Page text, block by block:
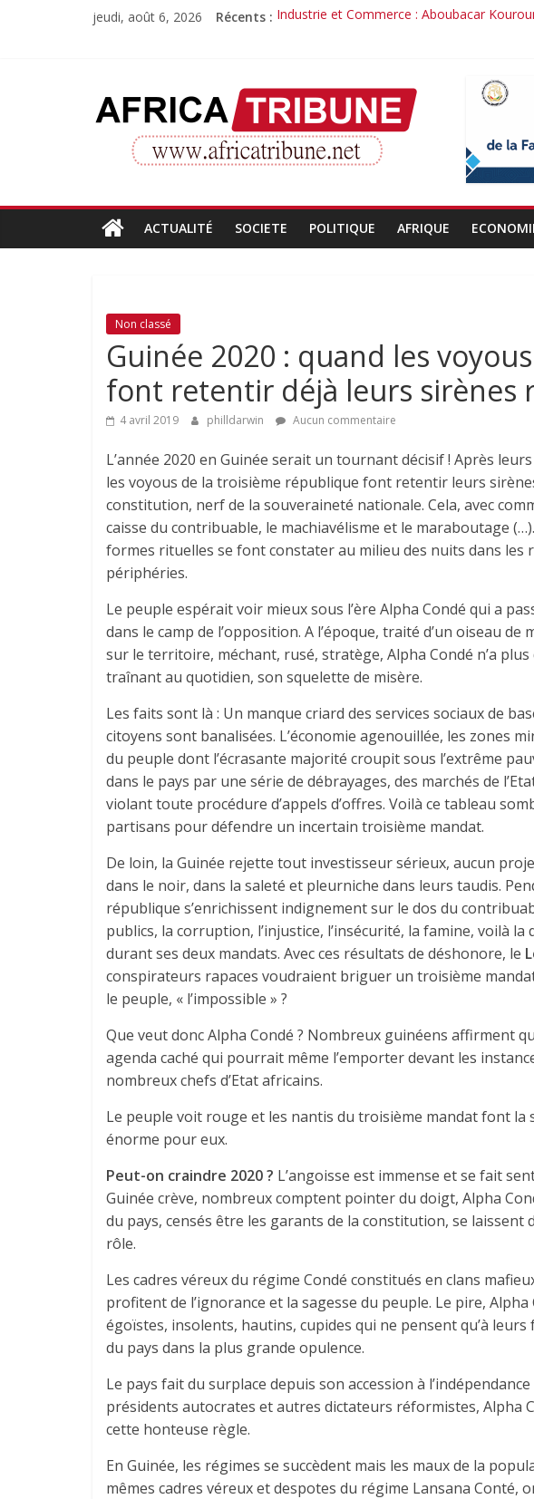
jeudi, août 6, 2026 Récents : Industrie et Commerce : Aboubacar
Djiba Diakité reconduit : la confiance
Le parcours inspirant d’un officier au
AfricaTribune
d'informations
ACTUALITÉ SOCIETE POLITIQUE AFRIQUE
Non classé
Guinée 2020 : quand les
font retentir déjà leurs sirènes
4 avril 2019 philldarwin Aucun commentaire
L’année 2020 en Guinée serait un tournant décisif ! Après
les voyous de la troisième république font retentir leurs
constitution, nerf de la souveraineté nationale. Cela, avec
caisse du contribuable, le machiavélisme et le maraboutage
formes rituelles se font constater au milieu des nuits dans les
périphéries.
Le peuple espérait voir mieux sous l’ère Alpha Condé qui a
dans le camp de l’opposition. A l’époque, traité d’un oiseau
sur le territoire, méchant, rusé, stratège, Alpha Condé n’a
traînant au quotidien, son squelette de misère.
Les faits sont là : Un manque criard des services sociaux de
citoyens sont banalisées. L’économie agenouillée, les zones
du peuple dont l’écrasante majorité croupit sous l’extrême
dans le pays par une série de débrayages, des marchés de
violant toute procédure d’appels d’offres. Voilà ce tableau
partisans pour défendre un incertain troisième mandat.
De loin, la Guinée rejette tout investisseur sérieux, aucun
dans le noir, dans la saleté et pleurniche dans leurs taudis.
république s’enrichissent indignement sur le dos du
publics, la corruption, l’injustice, l’insécurité, la famine, voilà
durant ses deux mandats. Avec ces résultats de déshonore, le
conspirateurs rapaces voudraient briguer un troisième
le peuple, « l’impossible » ?
Que veut donc Alpha Condé ? Nombreux guinéens affirment
agenda caché qui pourrait même l’emporter devant les
nombreux chefs d’Etat africains.
Le peuple voit rouge et les nantis du troisième mandat font la
énorme pour eux.
Peut-on craindre 2020 ? L’angoisse est immense et se fait
Guinée crève, nombreux comptent pointer du doigt, Alpha
du pays, censés être les garants de la constitution, se laissent
rôle.
Les cadres véreux du régime Condé constitués en clans
profitent de l’ignorance et la sagesse du peuple. Le pire,
égoïstes, insolents, hautins, cupides qui ne pensent qu’à
du pays dans la plus grande opulence.
Le pays fait du surplace depuis son accession à
présidents autocrates et autres dictateurs réformistes, Alpha
cette honteuse règle.
En Guinée, les régimes se succèdent mais les maux de la
mêmes cadres véreux et despotes du régime Lansana Conté,